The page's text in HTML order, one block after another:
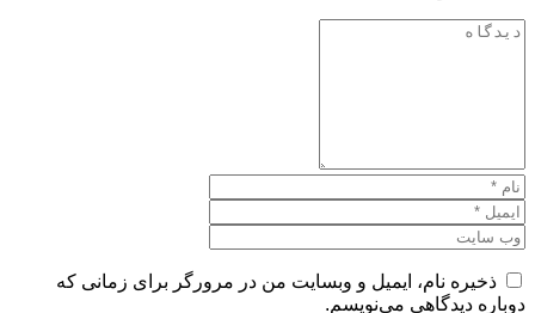
ذخیره نام، ایمیل و وبسایت من در مرورگر برای زمانی که
دوباره دیدگاهی می‌نویسم.